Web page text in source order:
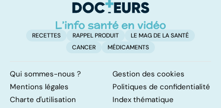
RECETTES RAPPEL PRODUIT
LE MAG DE LA SANTÉ
CANCER
MÉDICAMENTS
Qui sommes-nous ?
Gestion des cookies
Mentions légales
Politiques de confidentialité
Charte d'utilisation
Index thématique